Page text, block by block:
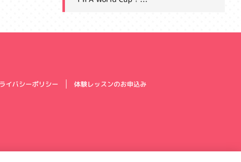
イバシーポリシー 体験レッスンのお申込み